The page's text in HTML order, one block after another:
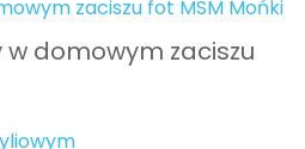
w domowym zaciszu